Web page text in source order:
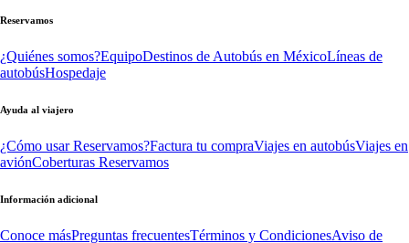
Reservamos
¿Quiénes somos?EquipoDestinos de Autobús en MéxicoLíneas de
autobúsHospedaje
Ayuda al viajero
¿Cómo usar Reservamos?Factura tu compraViajes en autobúsViajes en
aviónCoberturas Reservamos
Información adicional
Conoce másPreguntas frecuentesTérminos y CondicionesAviso de